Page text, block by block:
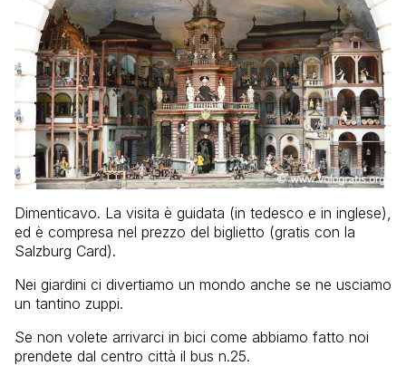
Dimenticavo. La visita è guidata (in tedesco e in inglese),
ed è compresa nel prezzo del biglietto (gratis con la
Salzburg Card).
Nei giardini ci divertiamo un mondo anche se ne usciamo
un tantino zuppi.
Se non volete arrivarci in bici come abbiamo fatto noi
prendete dal centro città il bus n.25.